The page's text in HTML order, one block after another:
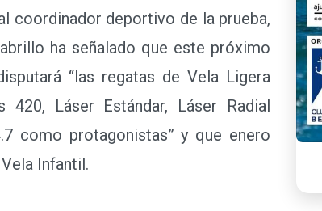
coordinador deportivo de la prueba,
ha señalado que este próximo
“las regatas de Vela Ligera
420, Láser Estándar, Láser Radial
como protagonistas” y que enero
Infantil.